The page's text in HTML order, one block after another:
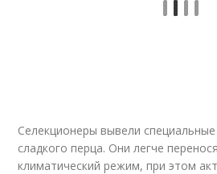
Селекционеры вывели
сладкого перца. Они легче
климатический режим, при этом